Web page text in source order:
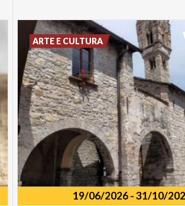
19/06/2026-31/10/
ARTE E CULTURA